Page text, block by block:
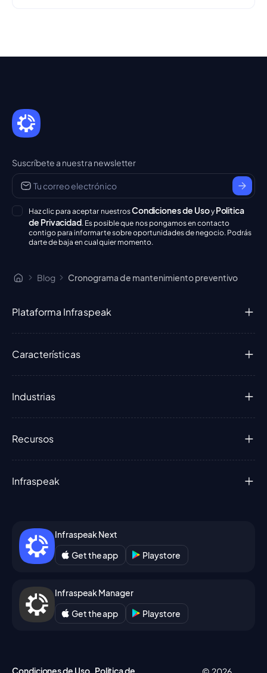
Suscríbete a nuestra newsletter
Haz clic para aceptar nuestrosCondiciones de Usoy Politica
de Privacidad. Es posible que nos pongamos en contacto
contigo para informarte sobre oportunidades de negocio. Podrás
darte de baja en cualquier momento.
Blog Cronograma de mantenimiento preventivo
Plataforma Infraspeak
Características
Industrias
Recursos
Infraspeak
Infraspeak Next
Get the app
Playstore
Infraspeak Manager
Get the app
Playstore
Condiciones de Uso Politica de